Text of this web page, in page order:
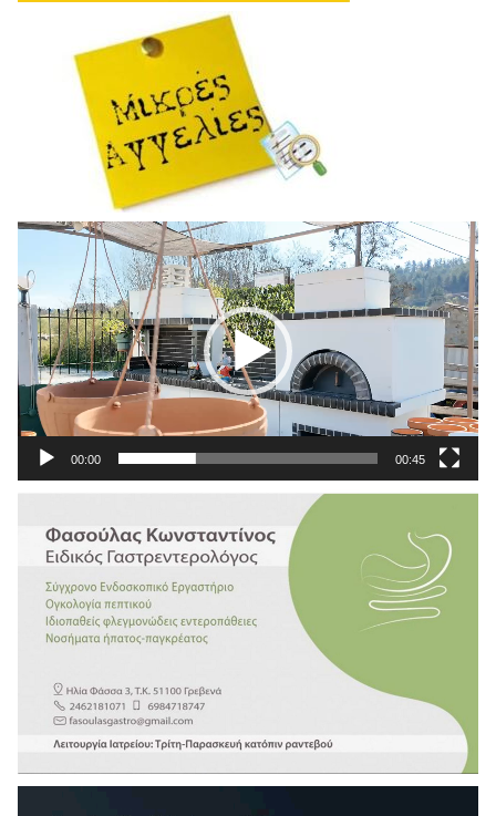
Πρόγραμμα
Αναπαραγωγής
Βίντεο
00:00 00:45